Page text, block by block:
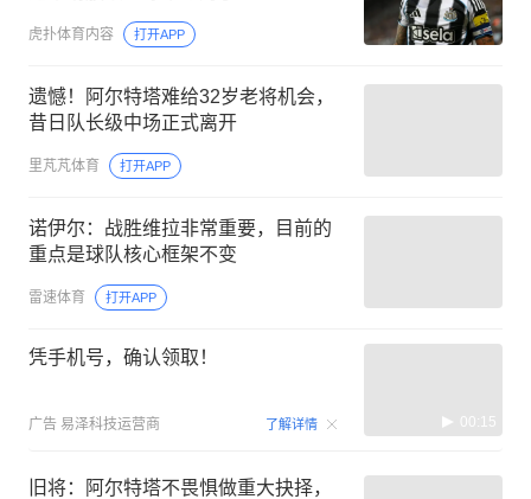
虎扑体育内容 打开APP
遗憾！阿尔特塔难给32岁老将机会，
昔日队长级中场正式离开
里芃芃体育 打开APP
诺伊尔：战胜维拉非常重要，目前的
重点是球队核心框架不变
雷速体育 打开APP
凭手机号，确认领取！
广告 易泽科技运营商 了解详情 00:15
旧将：阿尔特塔不畏惧做重大抉择，